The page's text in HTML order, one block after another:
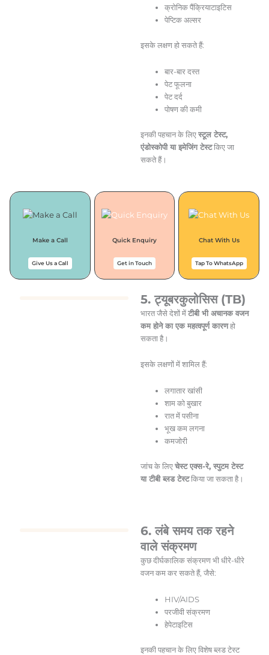
क्रोनिक पैंक्रियाटाइटिस
पेप्टिक अल्सर
इसके लक्षण हो सकते हैं:
बार-बार दस्त
पेट फूलना
पेट दर्द
पोषण की कमी
इनकी पहचान के लिएस्टूल टेस्ट,
एंडोस्कोपी या इमेजिंग टेस्टकिए जा
सकते हैं।
Make a Call
Give Us a Call
Quick Enquiry
Get in Touch
Chat With Us
Tap To WhatsApp
5. ट्यूबरकुलोसिस (TB)
भारत जैसे देशों मेंटीबी भी अचानक वजन
कम होने का एक महत्वपूर्ण कारणहो
सकता है।
इसके लक्षणों में शामिल हैं:
लगातार खांसी
शाम को बुखार
रात में पसीना
भूख कम लगना
कमजोरी
जांच के लिएचेस्ट एक्स-रे, स्पुटम टेस्ट
या टीबी ब्लड टेस्टकिया जा सकता है।
6. लंबे समय तक रहने
वाले संक्रमण
कुछ दीर्घकालिक संक्रमण भी धीरे-धीरे
वजन कम कर सकते हैं, जैसे:
HIV/AIDS
परजीवी संक्रमण
हेपेटाइटिस
इनकी पहचान के लिए विशेष ब्लड टेस्ट